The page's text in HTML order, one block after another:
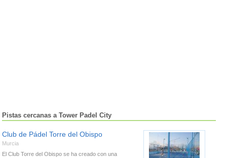
Pistas cercanas a Tower Padel City
Club de Pádel Torre del Obispo
Murcia
El Club Torre del Obispo se ha creado con una